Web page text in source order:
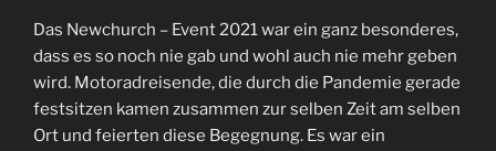
Das Newchurch – Event 2021 war ein ganz besonderes,
dass es so noch nie gab und wohl auch nie mehr geben
wird. Motoradreisende, die durch die Pandemie gerade
festsitzen kamen zusammen zur selben Zeit am selben
Ort und feierten diese Begegnung. Es war ein